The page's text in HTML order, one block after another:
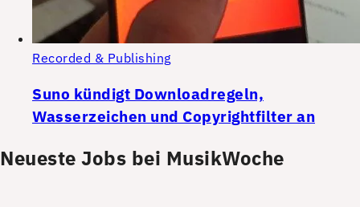
Recorded & Publishing
Suno kündigt Downloadregeln,
Wasserzeichen und Copyrightfilter an
Neueste Jobs bei MusikWoche